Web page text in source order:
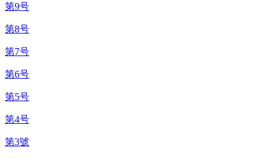
第9号
第8号
第7号
第6号
第5号
第4号
第3號